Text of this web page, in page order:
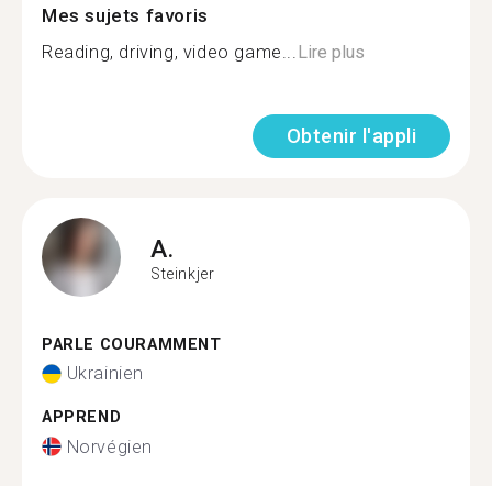
Mes sujets favoris
Reading, driving, video game... Lire plus
Obtenir l'appli
A.
Steinkjer
PARLE COURAMMENT
Ukrainien
APPREND
Norvégien